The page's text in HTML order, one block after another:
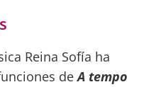
Reina Sofía ha
deA tempo